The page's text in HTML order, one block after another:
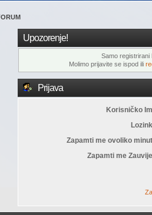
Upozorenje!
Samo registrirani
Molimo prijavite se ispod ili
Prijava
Korisničko
Zapamti me ovoliko
Zapamti me